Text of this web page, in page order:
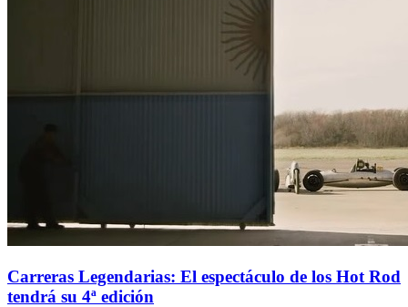
Carreras Legendarias: El espectáculo de los Hot Rod
tendrá su 4ª edición